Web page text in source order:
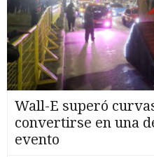
Wall-E superó
convertirse en una
evento